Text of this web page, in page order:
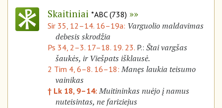
Skaitiniai *ABC (738)
Sir 35, 12–14. 16–19a: Varguolio maldavimas
debesis skrodžia
Ps 34, 2–3. 17–18. 19. 23. P.: Štai vargšas
šaukės, ir Viešpats išklausė.
2 Tim 4, 6–8. 16–18:Manęs laukia teisumo
vainikas
† Lk 18, 9–14:Muitininkas nuėjo į namus
nuteisintas, ne fariziejus